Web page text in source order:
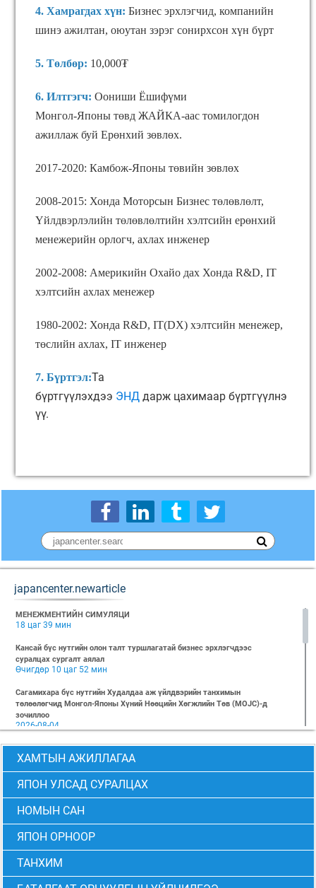
4. Хамрагдах хүн: Бизнес эрхлэгчид, компанийн
шинэ ажилтан, оюутан зэрэг сонирхсон хүн бүрт
5. Төлбөр: 10,000₮
6. Илтгэгч: Оониши Ёшифүми
Монгол-Японы төвд ЖАЙКА-аас томилогдон
ажиллаж буй Ерөнхий зөвлөх.
2017-2020: Камбож-Японы төвийн зөвлөх
2008-2015: Хонда Моторсын Бизнес төлөвлөлт,
Үйлдвэрлэлийн төлөвлөлтийн хэлтсийн eрөнхий
менежерийн орлогч, ахлах инженер
2002-2008: Америкийн Охайо дах Хонда R&D, IT
хэлтсийн ахлах менежер
1980-2002: Хонда R&D, IT(DX) хэлтсийн менежер,
төслийн ахлах, IT инженер
7. Бүртгэл:Та
бүртгүүлэхдээ ЭНД дарж цахимаар бүртгүүлнэ
үү.
japancenter.newarticle
МЕНЕЖМЕНТИЙН СИМУЛЯЦИ
18 цаг 39 мин
Кансай бүс нутгийн олон талт туршлагатай бизнес эрхлэгчдээс
суралцах сургалт аялал
Өчигдөр 10 цаг 52 мин
Сагамихара бүс нутгийн Худалдаа аж үйлдвэрийн танхимын
төлөөлөгчид Монгол-Японы Хүний Нөөцийн Хөгжлийн Төв (MOJC)-д
зочиллоо
2026-08-04
"БИЗНЕС БА ХҮНИЙ ЭРХ" Нээлттэй семинарын бүртгэл эхэллээ
2026-07-28
Global Value Chain Бизнесийн практик сургалт
2026-07-24
2026 БИЗНЕСИЙН ҮНДСЭН СУРГАЛТ-PMP АНГИ 29 дэх элсэлт
2026-07-08
2026 БИЗНЕСИЙН ҮНДСЭН СУРГАЛТ-УДИРДЛАГЫН АНГИ 29 дэх элсэлт
2026-07-06
МОНГОЛ-ЯПОНЫ ТӨВИЙН БИЗНЕСИЙН ҮНДСЭН СУРГАЛТЫН 28 ДАХЬ
ХАМТЫН АЖИЛЛАГАА
ЯПОН УЛСАД СУРАЛЦАХ
НОМЫН САН
ЯПОН ОРНООР
ТАНХИМ